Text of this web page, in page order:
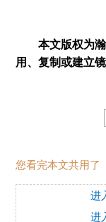
本文版权为瀚
用、复制或建立
您看完本文共用了
进
进